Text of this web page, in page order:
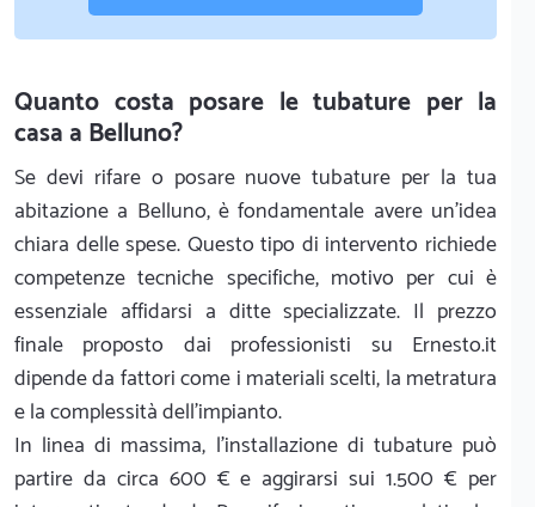
Quanto costa posare le tubature per la
casa a Belluno?
Se devi rifare o posare nuove tubature per la tua
abitazione a Belluno, è fondamentale avere un'idea
chiara delle spese. Questo tipo di intervento richiede
competenze tecniche specifiche, motivo per cui è
essenziale affidarsi a ditte specializzate. Il prezzo
finale proposto dai professionisti su Ernesto.it
dipende da fattori come i materiali scelti, la metratura
e la complessità dell'impianto.
In linea di massima, l'installazione di tubature può
partire da circa 600 € e aggirarsi sui 1.500 € per